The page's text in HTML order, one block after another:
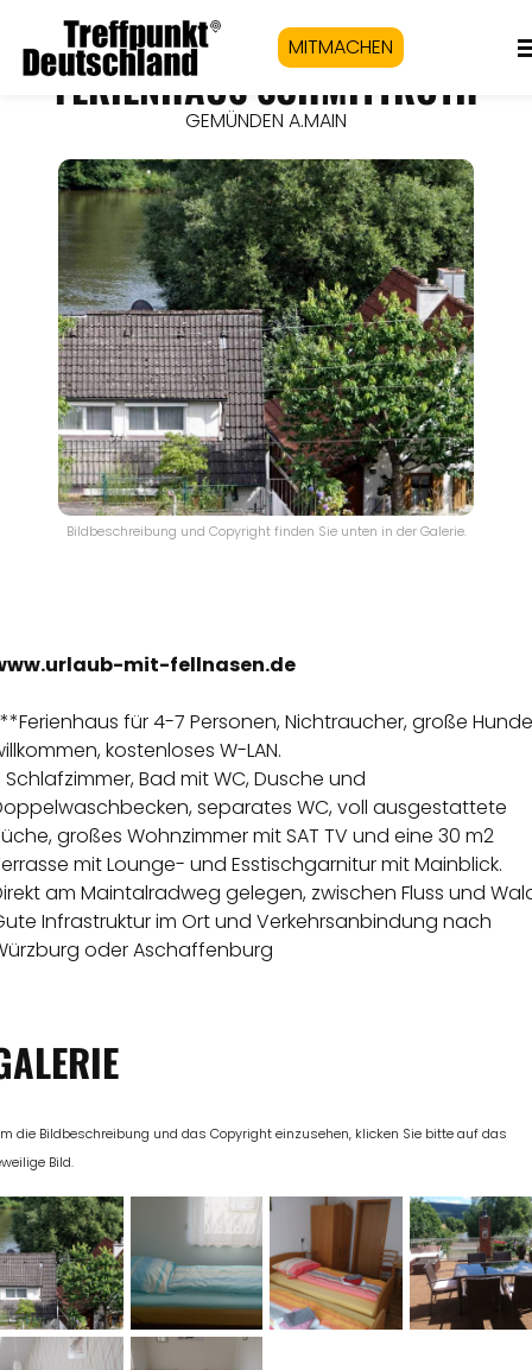
MITMACHEN
FERIENHAUS SCHMITTROTH
GEMÜNDEN A.MAIN
Bildbeschreibung und Copyright finden Sie unten in der Galerie.
mit-fellnasen.de
für 4-7 Personen, Nichtraucher, große Hunde
kostenloses W-LAN.
Schlafzimmer, Bad mit WC, Dusche und
separates WC, voll ausgestattete
großes Wohnzimmer mit SAT TV und eine 30 m2
mit Lounge- und Esstischgarnitur mit Mainblick.
am Maintalradweg gelegen, zwischen Fluss und
Infrastruktur im Ort und Verkehrsanbindung nach
oder Aschaffenburg
die Bildbeschreibung und das Copyright einzusehen, klicken Sie bitte auf das
Bild.